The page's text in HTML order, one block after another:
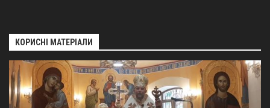
КОРИСНІ МАТЕРІАЛИ